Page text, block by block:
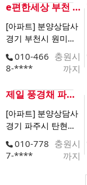
e편한세상 부천 어반스퀘어
[아파트] 분양상담사
경기 부천시 원미구 소사동 48-21 | 0명
010-466
8-****
충원시
까지
제일 풍경채 파주 장기민간아파트
[아파트] 분양상담사
경기 파주시 탄현면 축현리 562 | 0명
010-778
7-****
충원시
까지